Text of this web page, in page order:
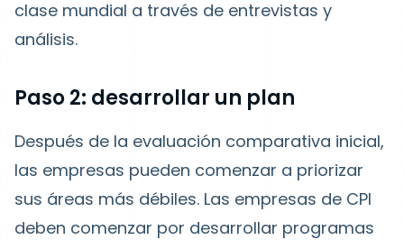
clase mundial a través de entrevistas y
análisis.
Paso 2: desarrollar un plan
Después de la evaluación comparativa inicial,
las empresas pueden comenzar a priorizar
sus áreas más débiles. Las empresas de CPI
deben comenzar por desarrollar programas